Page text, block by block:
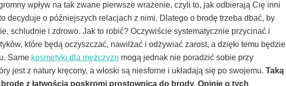
wpływ na tak zwane pierwsze wrażenie, czyli to, jak odbierają Cię inni
decyduje o późniejszych relacjach z nimi. Dlatego o brodę trzeba dbać, by
schludnie i zdrowo. Jak to robić? Oczywiście systematycznie przycinać i
które będą oczyszczać, nawilżać i odżywiać zarost, a dzięki temu będzie
Same kosmetyki dla mężczyzn mogą jednak nie poradzić sobie przy
jest z natury kręcony, a włoski są niesforne i układają się po swojemu. Taką
z łatwością poskromi prostownica do brody. Opinie o tych